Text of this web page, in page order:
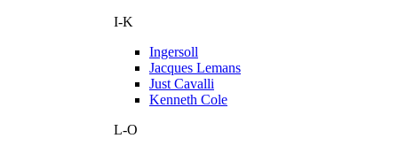
I-K
Ingersoll
Jacques Lemans
Just Cavalli
Kenneth Cole
L-O